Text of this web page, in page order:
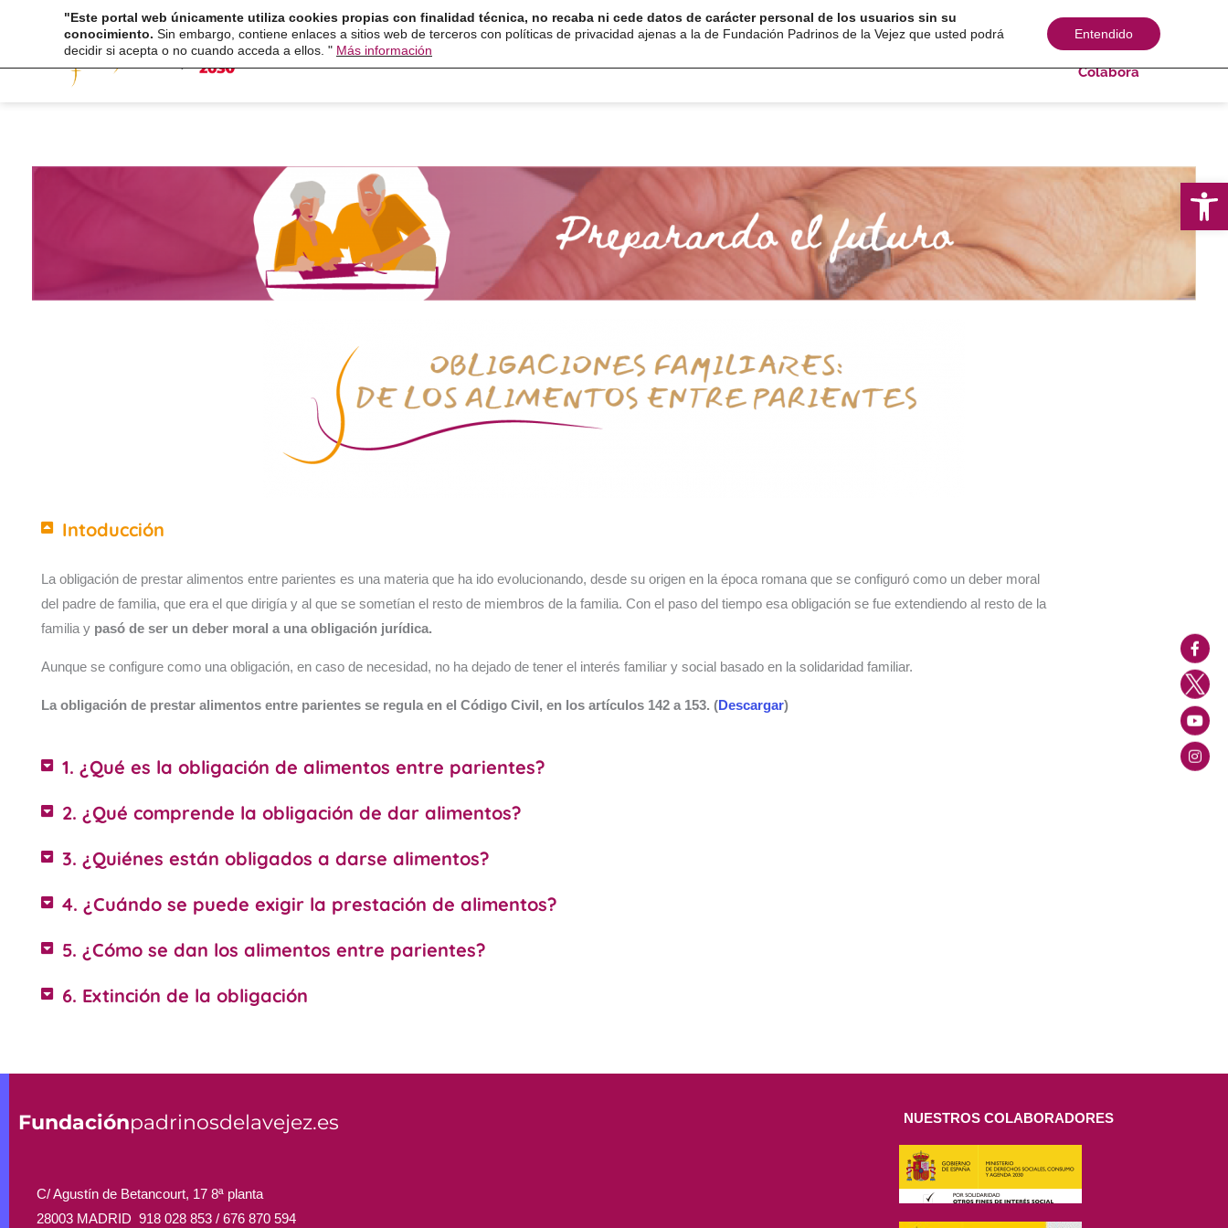
Fundación Servicios Programas Ayuda y recursos sociales Comunicación Consultoría
Colabora
Intoducción
La obligación de prestar alimentos entre parientes es una materia que ha ido evolucionando, desde su origen en la época romana que se configuró como un deber moral
del padre de familia, que era el que dirigía y al que se sometían el resto de miembros de la familia. Con el paso del tiempo esa obligación se fue extendiendo al resto de la
familia y pasó de ser un deber moral a una obligación jurídica.
Aunque se configure como una obligación, en caso de necesidad, no ha dejado de tener el interés familiar y social basado en la solidaridad familiar.
La obligación de prestar alimentos entre parientes se regula en el Código Civil, en los artículos 142 a 153. (Descargar)
1. ¿Qué es la obligación de alimentos entre parientes?
2. ¿Qué comprende la obligación de dar alimentos?
3. ¿Quiénes están obligados a darse alimentos?
4. ¿Cuándo se puede exigir la prestación de alimentos?
5. ¿Cómo se dan los alimentos entre parientes?
6. Extinción de la obligación
Fundaciónpadrinosdelavejez.es
C/ Agustín de Betancourt, 17 8ª planta
28003 MADRID 918 028 853 / 676 870 594
NUESTROS COLABORADORES
"Este portal web únicamente utiliza cookies propias con finalidad técnica, no recaba ni cede datos de carácter personal de los usuarios sin su
conocimiento. Sin embargo, contiene enlaces a sitios web de terceros con políticas de privacidad ajenas a la de Fundación Padrinos de la Vejez que usted podrá
decidir si acepta o no cuando acceda a ellos. " Más información
Entendido